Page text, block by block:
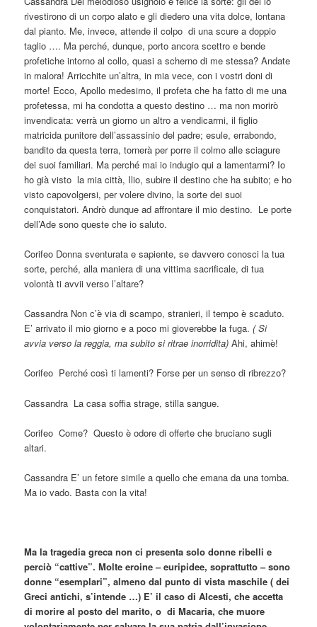
rivestirono di un corpo alato e gli diedero una vita dolce, lontana
dal pianto. Me, invece, attende il colpo di una scure a doppio
taglio …. Ma perché, dunque, porto ancora scettro e bende
profetiche intorno al collo, quasi a scherno di me stessa? Andate
in malora! Arricchite un’altra, in mia vece, con i vostri doni di
morte! Ecco, Apollo medesimo, il profeta che ha fatto di me una
profetessa, mi ha condotta a questo destino … ma non morirò
invendicata: verrà un giorno un altro a vendicarmi, il figlio
matricida punitore dell’assassinio del padre; esule, errabondo,
bandito da questa terra, tornerà per porre il colmo alle sciagure
dei suoi familiari. Ma perché mai io indugio qui a lamentarmi? Io
ho già visto la mia città, Ilio, subire il destino che ha subito; e ho
visto capovolgersi, per volere divino, la sorte dei suoi
conquistatori. Andrò dunque ad affrontare il mio destino. Le porte
dell’Ade sono queste che io saluto.
Corifeo Donna sventurata e sapiente, se davvero conosci la tua
sorte, perché, alla maniera di una vittima sacrificale, di tua
volontà ti avvii verso l’altare?
Cassandra Non c’è via di scampo, stranieri, il tempo è scaduto.
E’ arrivato il mio giorno e a poco mi gioverebbe la fuga.( Si
avvia verso la reggia, ma subito si ritrae inorridita) Ahi, ahimè!
Corifeo Perché così ti lamenti? Forse per un senso di ribrezzo?
Cassandra La casa soffia strage, stilla sangue.
Corifeo Come? Questo è odore di offerte che bruciano sugli
altari.
Cassandra E’ un fetore simile a quello che emana da una tomba.
Ma io vado. Basta con la vita!
Ma la tragedia greca non ci presenta solo donne ribelli e
perciò “cattive”. Molte eroine – euripidee, soprattutto – sono
donne “esemplari”, almeno dal punto di vista maschile ( dei
Greci antichi, s’intende …) E’ il caso di Alcesti, che accetta
di morire al posto del marito, o di Macaria, che muore